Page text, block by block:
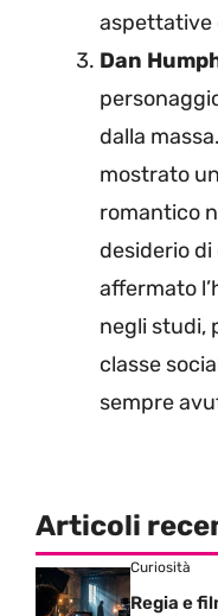
aspettative
Dan
dalla
mostrato
romantico
desiderio
affermato
negli studi,
classe
sempre
Articoli
Curiosità
Regia e